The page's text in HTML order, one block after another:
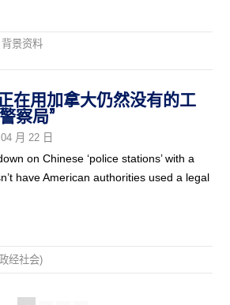
背景资料
在用加拿大仍然没有的工
察局”
月 22 日
on Chinese ‘police stations’ with a
have American authorities used a legal
经社会)